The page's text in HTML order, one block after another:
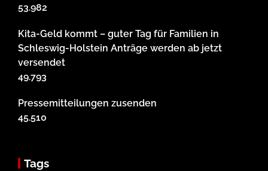
53.982
Kita-Geld kommt – guter Tag für Familien in
Schleswig-Holstein Anträge werden ab jetzt
versendet
49.793
Pressemitteilungen zusenden
45.510
Tags